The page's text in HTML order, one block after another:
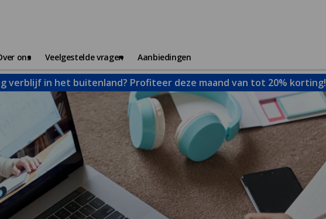
ons Veelgestelde vragen Aanbiedingen
verblijf in het buitenland? Profiteer deze maand van tot 20% korting!